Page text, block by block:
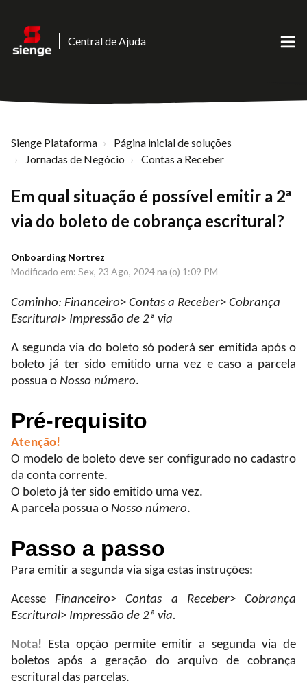
Central de Ajuda
Sienge Plataforma
Página inicial de soluções
Jornadas de Negócio
Contas a Receber
Em qual situação é possível emitir a 2ª
via do boleto de cobrança escritural?
Onboarding Nortrez
Modificado em: Sex, 23 Ago, 2024 na (o) 1:09 PM
Caminho: Financeiro> Contas a Receber> Cobrança
Escritural> Impressão de 2ª via
A segunda via do boleto só poderá ser emitida após o
boleto já ter sido emitido uma vez e caso a parcela
possua o Nosso número.
Pré-requisito
Atenção!
O modelo de boleto deve ser configurado no cadastro
da conta corrente.
O boleto já ter sido emitido uma vez.
A parcela possua o Nosso número.
Passo a passo
Para emitir a segunda via siga estas instruções:
AcesseFinanceiro>Contas a Receber>Cobrança
Escritural> Impressão de 2ª via.
Nota! Esta opção permite emitir a segunda via de
boletos após a geração do arquivo de cobrança
escritural das parcelas.